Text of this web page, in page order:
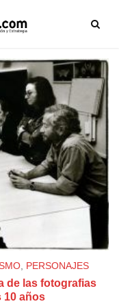
, PERSONAJES
de las fotografias
10 años